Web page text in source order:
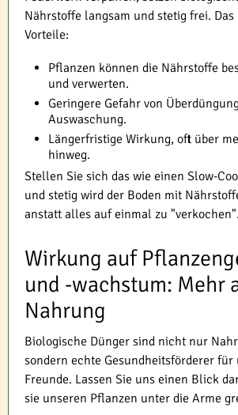
Nährstoffe langsam und stetig frei.
Vorteile:
Pflanzen können die Nährstoffe
und verwerten.
Geringere Gefahr von
Auswaschung.
Längerfristige Wirkung, oft über
hinweg.
Stellen Sie sich das wie einen Slow-
und stetig wird der Boden mit
anstatt alles auf einmal zu "verkochen".
Wirkung auf
und -wachstum: Mehr
Nahrung
Biologische Dünger sind nicht nur
sondern echte Gesundheitsförderer für
Freunde. Lassen Sie uns einen Blick
sie unseren Pflanzen unter die Arme